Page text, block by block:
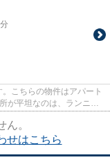
こちらの物件はアパート
が平坦なのは、ランニン
。
せはこちら